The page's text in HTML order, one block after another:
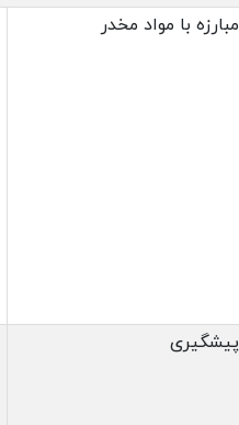
مبارزه با مواد مخدر
پیشگیری